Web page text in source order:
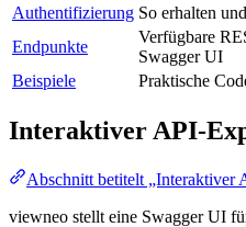
Authentifizierung So erhalten
Endpunkte
Verfügbare
Swagger UI
Beispiele
Praktische
Interaktiver API-
Abschnitt betitelt „Interaktiver
viewneo stellt eine Swagger UI